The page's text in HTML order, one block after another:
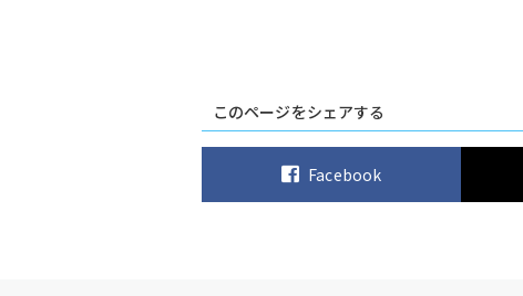
このページをシェアする
Facebook